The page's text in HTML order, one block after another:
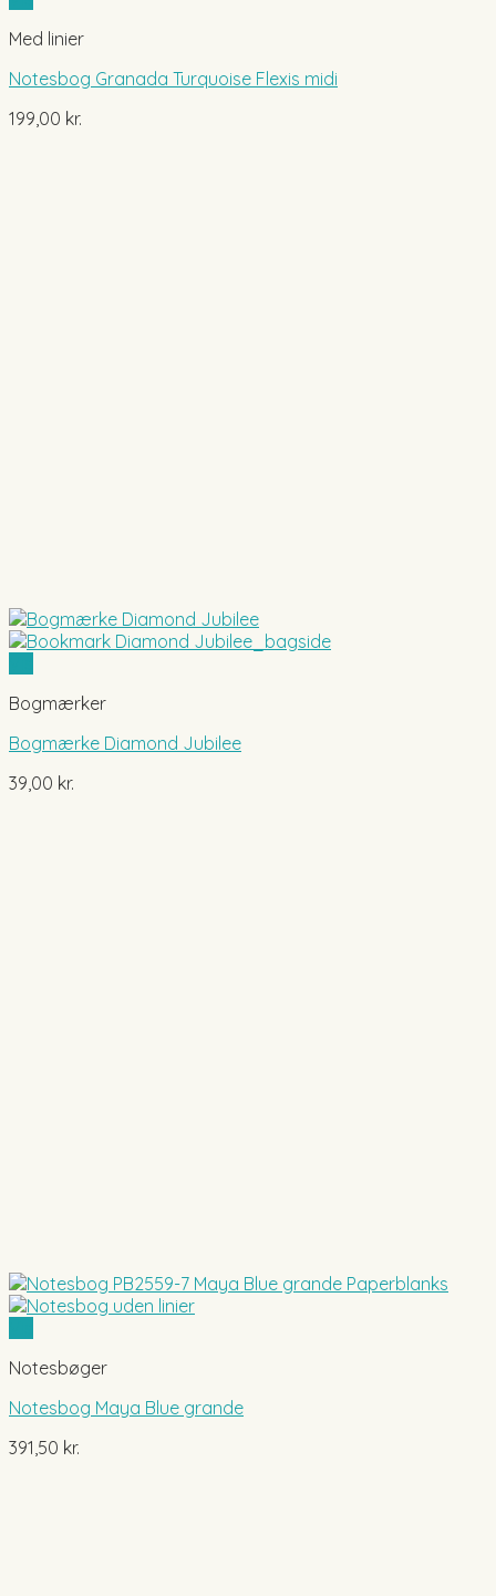
Med linier
Notesbog Granada Turquoise Flexis midi
199,00 kr.
Bogmærker
Bogmærke Diamond Jubilee
39,00 kr.
Notesbøger
Notesbog Maya Blue grande
391,50 kr.